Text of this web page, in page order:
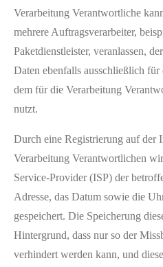
Verarbeitung Verantwortliche
mehrere Auftragsverarbeiter,
Paketdienstleister, veranlassen,
Daten ebenfalls ausschließlich
dem für die Verarbeitung
nutzt.
Durch eine Registrierung auf der
Verarbeitung Verantwortlichen
Service-Provider (ISP) der
Adresse, das Datum sowie die
gespeichert. Die Speicherung
Hintergrund, dass nur so der
verhindert werden kann, und